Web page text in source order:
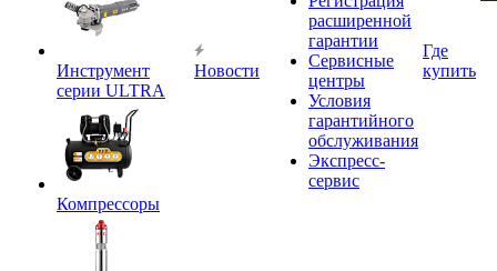
Инструмент
серии ULTRA
Компрессоры
Новости
расширенной
гарантии
Сервисные
центры
Условия
гарантийного
обслуживания
Экспресс-
сервис
Где
купить